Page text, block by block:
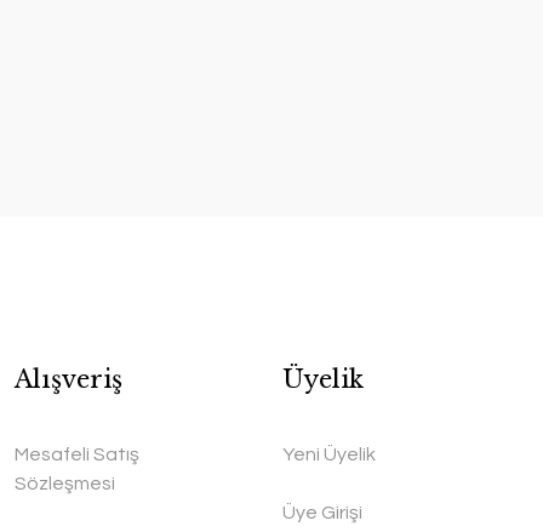
Alışveriş
Mesafeli Satış
Sözleşmesi
Üyelik
Yeni Üyelik
Üye Girişi